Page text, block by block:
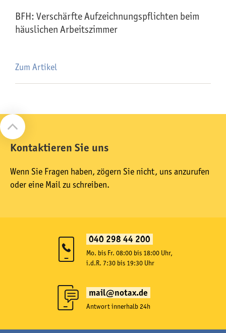
BFH: Verschärfte Aufzeichnungspflichten beim
häuslichen Arbeitszimmer
Zum Artikel
Kontaktieren Sie uns
Wenn Sie Fragen haben, zögern Sie nicht, uns anzurufen
oder eine Mail zu schreiben.
040 298 44 200
Mo. bis Fr. 08:00 bis 18:00 Uhr,
i.d.R. 7:30 bis 19:30 Uhr
mail@notax.de
Antwort innerhalb 24h